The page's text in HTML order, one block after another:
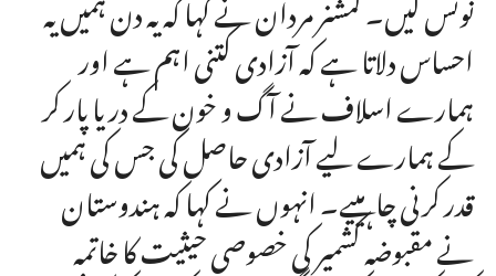
احساس دلاتا ہے کہ آزادی کتنی اہم ہے اور
ہمارے اسلاف نے آگ و خون کے دریا پار کر
کے ہمارے لیے آزادی حاصل کی جس کی ہمیں
قدر کرنی چاہییے۔ انہوں نے کہا کہ ہندوستان
نے مقبوضہ کشمیر کی خصوصی حیثیت کا خاتمہ